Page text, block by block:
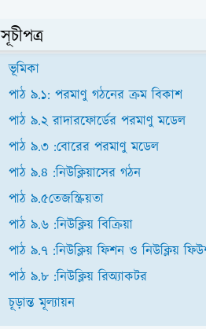
সূচীপত্র
ভূমিকা
পাঠ ৯.১: পরমাণু গঠনের ক্রম বিকাশ
পাঠ ৯.২ রাদারফোর্ডের পরমাণু মডেল
পাঠ ৯.৩ :বোরের পরমাণু মডেল
পাঠ ৯.৪ :নিউক্লিয়াসের গঠন
পাঠ ৯.৫তেজস্ক্রিয়তা
পাঠ ৯.৬ :নিউক্লিয় বিক্রিয়া
পাঠ ৯.৭ :নিউক্লিয় ফিশন ও নিউক্লিয়
পাঠ ৯.৮ :নিউক্লিয় রিঅ্যাকটর
চূড়ান্ত মূল্যায়ন